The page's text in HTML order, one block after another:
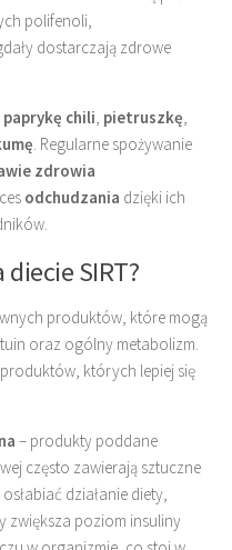
polifenoli,
dostarczają zdrowe
paprykę chili, pietruszkę,
. Regularne spożywanie
zdrowia
odchudzania dzięki ich
SIRT?
produktów, które mogą
oraz ogólny metabolizm.
których lepiej się
– produkty poddane
często zawierają sztuczne
działanie diety,
zwiększa poziom insuliny